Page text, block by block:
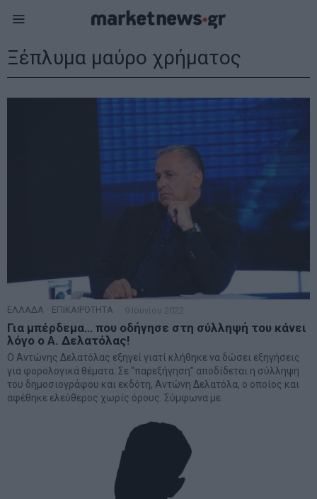
Ξέπλυμα μαύρο χρήματος
ΕΛΛΑΔΑ ΕΠΙΚΑΙΡΟΤΗΤΑ 9 Ιουνίου 2022
Για μπέρδεμα… που οδήγησε στη σύλληψή του κάνει
λόγο ο Α. Δελατόλας!
Ο Αντώνης Δελατόλας εξηγεί γιατί κλήθηκε να δώσει εξηγήσεις
για φορολογικά θέματα. Σε “παρεξήγηση” αποδίδεται η σύλληψη
του δημοσιογράφου και εκδότη, Αντώνη Δελατόλα, ο οποίος και
αφέθηκε ελεύθερος χωρίς όρους. Σύμφωνα με